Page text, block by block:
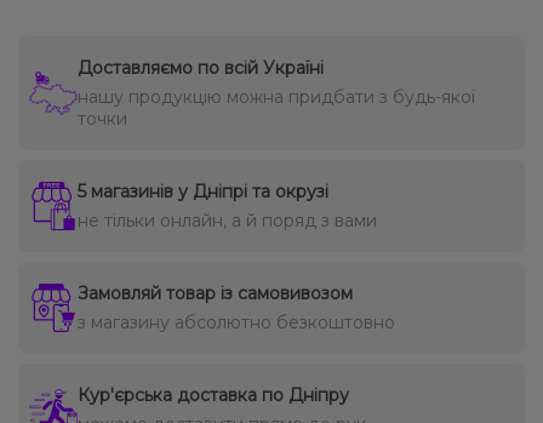
Доставляємо по всій Україні
нашу продукцію можна придбати з будь-якої
точки
5 магазинів у Дніпрі та окрузі
не тільки онлайн, а й поряд з вами
Замовляй товар із самовивозом
з магазину абсолютно безкоштовно
Кур'єрська доставка по Дніпру